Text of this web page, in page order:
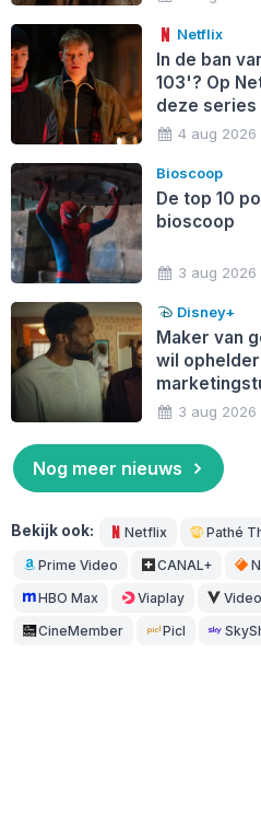
Netflix
In de ban
103'? Op
deze series
4 aug 2026
Bioscoop
De top 10
bioscoop
3 aug 2026
Disney+
Maker van
wil
3 aug 2026
Nog meer nieuws
Bekijk ook: Netflix Pathé
Prime Video CANAL+
HBO Max Viaplay
CineMember Picl